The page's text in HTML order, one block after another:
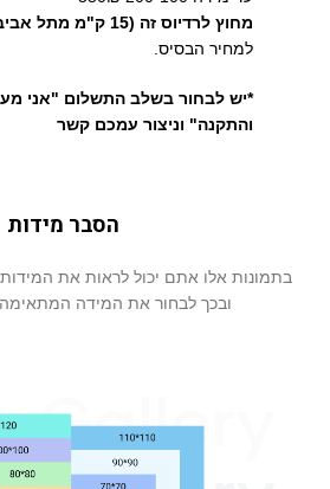
מחוץ לרדיוס זה (15 ק"מ מתל אביב)
למחיר הבסיס.
*יש לבחור בשלב התשלום "אני
והתקנה" וניצור עמכם קשר
הסבר מידות
ובכך לבחור את המידה המתאימה